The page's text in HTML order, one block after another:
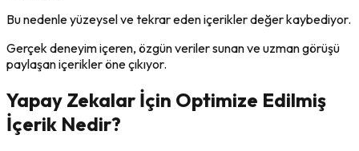
Bu nedenle yüzeysel ve tekrar eden içerikler değer kaybediyor.
Gerçek deneyim içeren, özgün veriler sunan ve uzman görüşü
paylaşan içerikler öne çıkıyor.
Yapay Zekalar İçin Optimize Edilmiş
İçerik Nedir?